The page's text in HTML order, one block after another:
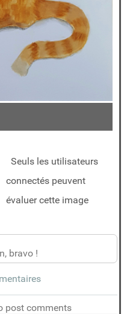
Seuls les utilisateurs
connectés peuvent
évaluer cette image
bravo !
post comments